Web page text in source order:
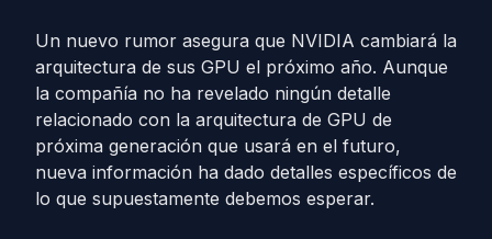
Un nuevo rumor asegura que NVIDIA cambiará la
arquitectura de sus GPU el próximo año. Aunque
la compañía no ha revelado ningún detalle
relacionado con la arquitectura de GPU de
próxima generación que usará en el futuro,
nueva información ha dado detalles específicos de
lo que supuestamente debemos esperar.